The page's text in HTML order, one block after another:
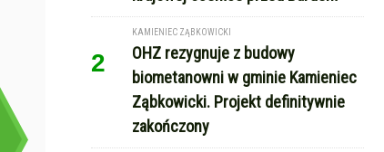
2
KAMIENIEC ZĄBKOWICKI
OHZ rezygnuje z budowy
biometanowni w gminie Kamieniec
Ząbkowicki. Projekt definitywnie
zakończony